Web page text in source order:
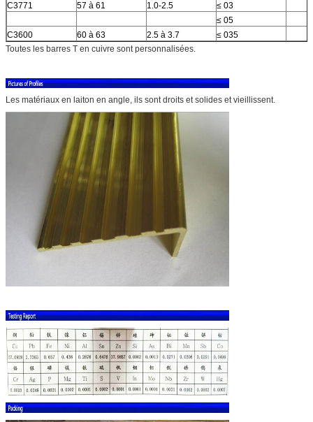
C3771
57 à 61 1.0-2.5
≤ 03
≤ 05
C3600
60 à 63 2.5 à 3.7
≤ 035
Toutes les barres T en cuivre sont personnalisées.
Les matériaux en laiton en angle, ils sont droits et solides et vieillissent.